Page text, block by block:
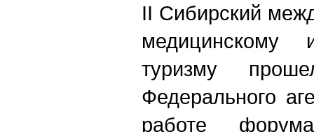
II Сибирский
медицинскому
туризму
Федерального
работе